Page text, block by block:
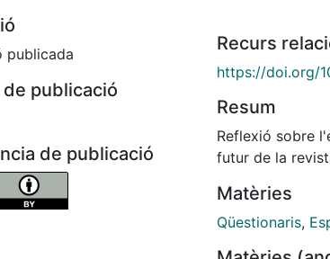
publicada
de publicació
de publicació
Recurs
https://doi.org/
Resum
Reflexió sobre
futur de la
Matèries
Qüestionaris,